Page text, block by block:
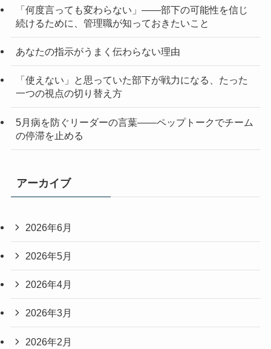
「何度言っても変わらない」——部下の可能性を信じ
続けるために、管理職が知っておきたいこと
あなたの指示がうまく伝わらない理由
「使えない」と思っていた部下が戦力になる、たった
一つの視点の切り替え方
5月病を防ぐリーダーの言葉——ペップトークでチーム
の停滞を止める
アーカイブ
2026年6月
2026年5月
2026年4月
2026年3月
2026年2月